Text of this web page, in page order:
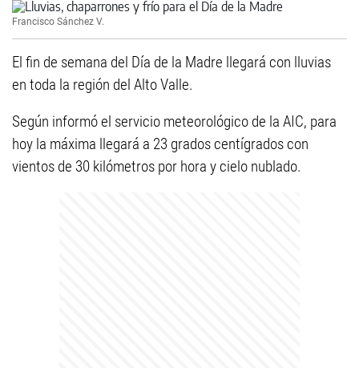
Francisco Sánchez V.
El fin de semana del Día de la Madre llegará con lluvias
en toda la región del Alto Valle.
Según informó el servicio meteorológico de la AIC, para
hoy la máxima llegará a 23 grados centígrados con
vientos de 30 kilómetros por hora y cielo nublado.